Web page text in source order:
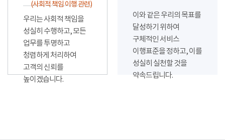
(사회적 책임 이행 관련)
우리는 사회적 책임을
성실히 수행하고, 모든
업무를 투명하고
청렴하게 처리하여
고객의 신뢰를
높이겠습니다.
이와 같은 우리의 목표를
달성하기 위하여
구체적인 서비스
이행표준을 정하고, 이를
성실히 실천할 것을
약속드립니다.